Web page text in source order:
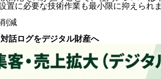
置に必要な技術作業も最小限に抑えられま
減
話ログをデジタル財産へ